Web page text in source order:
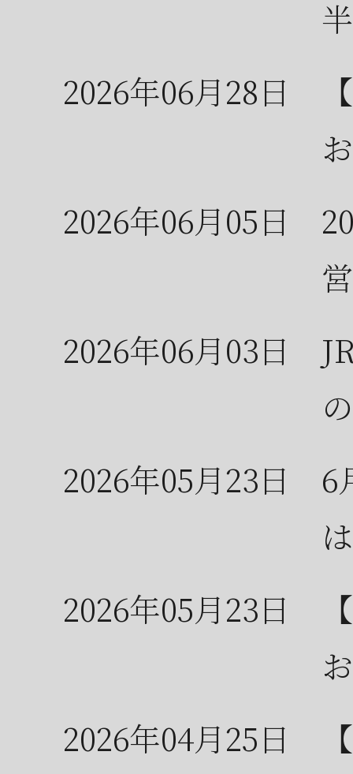
2026年06月28日
2026年06月05日
2026年06月03日
2026年05月23日
6
2026年05月23日
2026年04月25日